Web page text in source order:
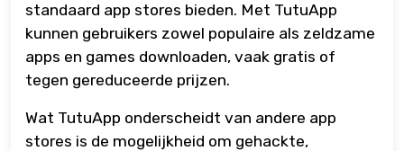
standaard app stores bieden. Met TutuApp
kunnen gebruikers zowel populaire als zeldzame
apps en games downloaden, vaak gratis of
tegen gereduceerde prijzen.
Wat TutuApp onderscheidt van andere app
stores is de mogelijkheid om gehackte,